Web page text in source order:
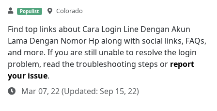
Populist Colorado
Find top links about Cara Login Line Dengan Akun
Lama Dengan Nomor Hp along with social links, FAQs,
and more. If you are still unable to resolve the login
problem, read the troubleshooting steps or report
your issue.
Mar 07, 22 (Updated: Sep 15, 22)